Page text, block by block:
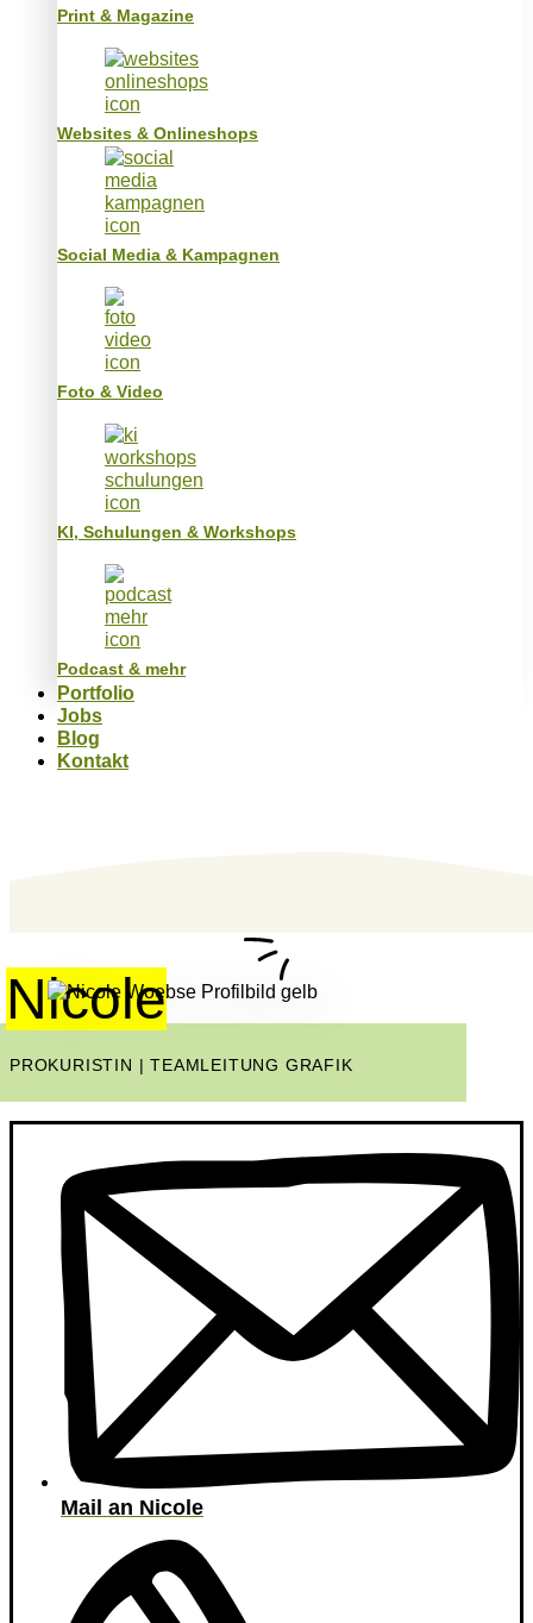
Print & Magazine
Websites & Onlineshops
Social Media & Kampagnen
Foto & Video
KI, Schulungen & Workshops
Podcast & mehr
Portfolio
Jobs
Blog
Kontakt
Nicole
PROKURISTIN | TEAMLEITUNG GRAFIK
Mail an Nicole